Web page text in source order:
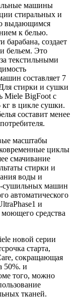
машины
стиральных и
выдающимся
к белью.
барабана, создает
бельем. Это
текстильными
составляет 7
стирки и сушки
Miele BigFoot с
кг в цикле сушки.
составит менее
масштабы
циклы
смачивание
стирки и
воды и
сушильных машин
автоматического
и
средства
новой серии
старта,
сокращающая
50%. и
того, можно
тканей.